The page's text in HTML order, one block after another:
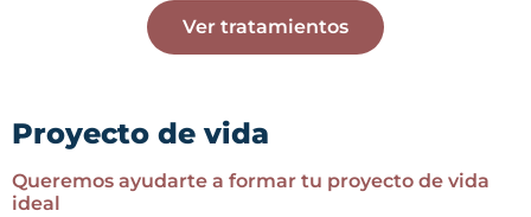
Ver tratamientos
Proyecto de vida
Queremos ayudarte a formar tu proyecto de vida
ideal